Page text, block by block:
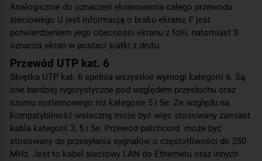
Analogicznie do oznaczeń ekranowania całego przewodu
sieciowego U jest informacją o braku ekranu, F jest
potwierdzeniem jego obecności ekranu z folii, natomiast S
oznacza ekran w postaci siatki z drutu.
Przewód UTP kat. 6
Skrętka UTP kat. 6 spełnia wszystkie wymogi kategorii 6. Są
one bardziej rygorystyczne pod względem przesłuchu oraz
szumu systemowego niż kategorie 5 i 5e. Ze względu na
kompatybilność wsteczną może być więc stosowany zamiast
kabla kategorii 3, 5 i 5e. Przewód patchcord może być
stosowany do przesyłania sygnałów o częstotliwości do 250
MHz. Jest to kabel sieciowy LAN do Ethernetu oraz innych